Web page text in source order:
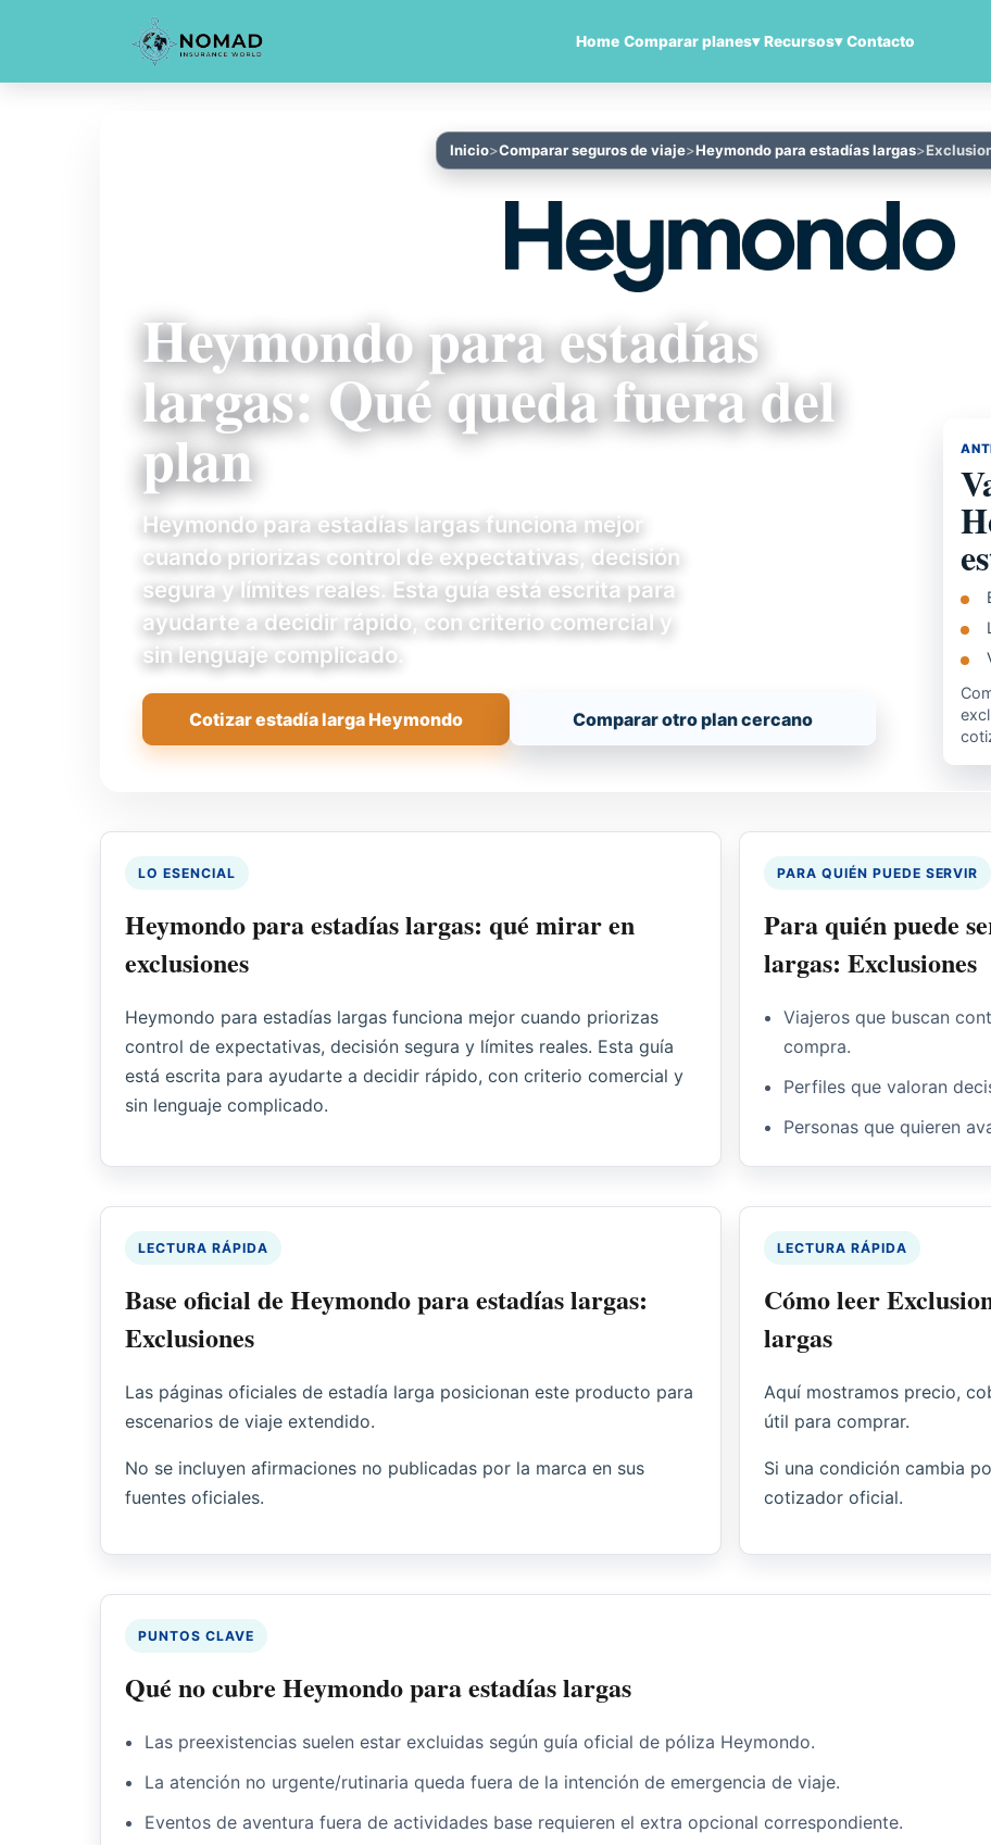
Home Comparar planes▾ Recursos▾ Contacto
Inicio Comparar seguros de viaje Heymondo para estadías largas
Heymondo para estadías
largas: Qué queda fuera del
plan
Heymondo para estadías largas funciona mejor
cuando priorizas control de expectativas, decisión
segura y límites reales. Esta guía está escrita para
ayudarte a decidir rápido, con criterio comercial y
sin lenguaje complicado.
Cotizar estadía larga Heymondo Comparar otro plan cercano
LO ESENCIAL
Heymondo para estadías largas: qué mirar en
exclusiones
Heymondo para estadías largas funciona mejor cuando priorizas
control de expectativas, decisión segura y límites reales. Esta guía
está escrita para ayudarte a decidir rápido, con criterio comercial y
sin lenguaje complicado.
PARA QUIÉN PUEDE SERVIR
Para quién puede
largas: Exclusiones
Viajeros que buscan
compra.
Perfiles que valoran
Personas que quieren
LECTURA RÁPIDA
Base oficial de Heymondo para estadías largas:
Exclusiones
Las páginas oficiales de estadía larga posicionan este producto para
escenarios de viaje extendido.
No se incluyen afirmaciones no publicadas por la marca en sus
fuentes oficiales.
LECTURA RÁPIDA
Cómo leer
largas
Aquí mostramos precio,
útil para comprar.
Si una condición cambia
cotizador oficial.
PUNTOS CLAVE
Qué no cubre Heymondo para estadías largas
Las preexistencias suelen estar excluidas según guía oficial de póliza Heymondo.
La atención no urgente/rutinaria queda fuera de la intención de emergencia de viaje.
Eventos de aventura fuera de actividades base requieren el extra opcional correspondiente.